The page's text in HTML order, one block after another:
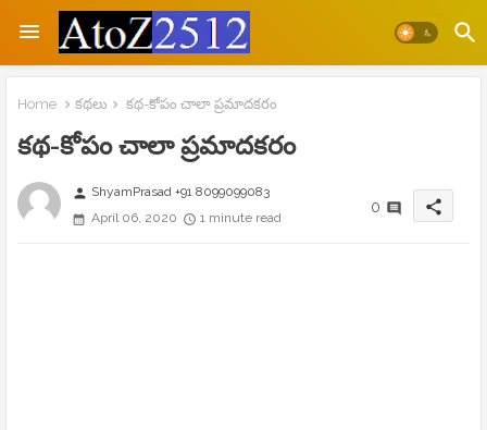
Home కథలు కథ-కోపం చాలా ప్రమాదకరం
కథ-కోపం చాలా ప్రమాదకరం
person ShyamPrasad +91 8099099083
April 06, 2020
1 minute read
0 share